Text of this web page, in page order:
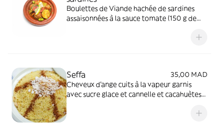
Boulettes de Viande hachée de sardines
assaisonnées à la sauce tomate (150 g de
Seffa
35,00 MAD
Cheveux d'ange cuits à la vapeur garnis
avec sucre glace et cannelle et cacahuètes